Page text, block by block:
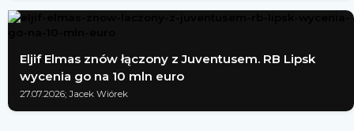
Eljif Elmas znów łączony z Juventusem. RB Lipsk
wycenia go na 10 mln euro
27.07.2026; Jacek Wiórek